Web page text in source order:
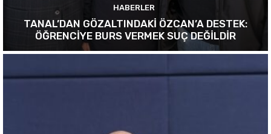
HABERLER
TANAL’DAN GÖZALTINDAKİ ÖZCAN’A DESTEK:
ÖĞRENCİYE BURS VERMEK SUÇ DEĞİLDİR